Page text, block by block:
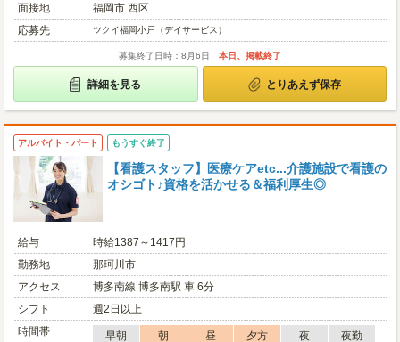
面接地
福岡市 西区
応募先
ツクイ福岡小戸（デイサービス）
募集終了日時：8月6日 本日、掲載終了
詳細を見る とりあえず保存
アルバイト・パート もうすぐ終了
【看護スタッフ】医療ケアetc...介護施設で看護の
オシゴト♪資格を活かせる＆福利厚生◎
給与
時給1387～1417円
勤務地
那珂川市
アクセス
博多南線 博多南駅 車 6分
シフト
週2日以上
時間帯
早朝 朝 昼 夕方 夜
夜勤